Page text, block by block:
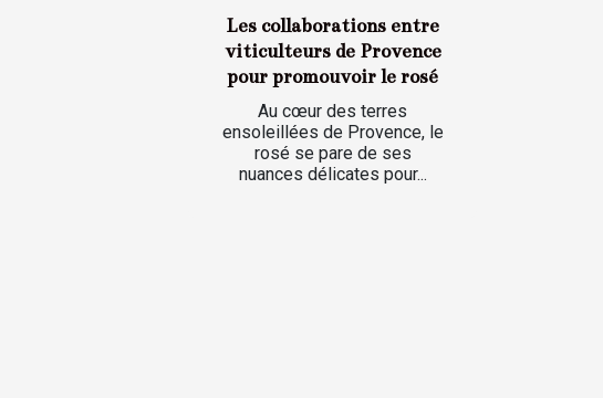
Les collaborations entre
viticulteurs de Provence
pour promouvoir le rosé
Au cœur des terres
ensoleillées de Provence, le
rosé se pare de ses
nuances délicates pour...